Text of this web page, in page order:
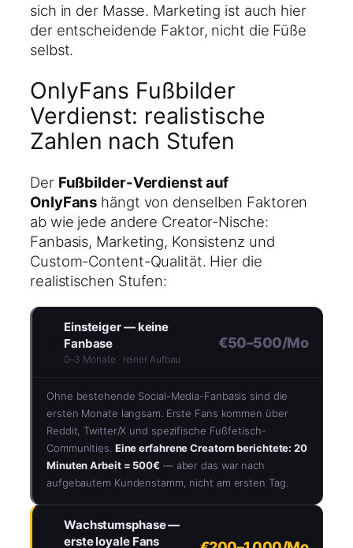
sich in der Masse. Marketing ist auch hier
der entscheidende Faktor, nicht die Füße
selbst.
OnlyFans Fußbilder
Verdienst: realistische
Zahlen nach Stufen
Der Fußbilder-Verdienst auf
OnlyFans hängt von denselben Faktoren
ab wie jede andere Creator-Nische:
Fanbasis, Marketing, Konsistenz und
Custom-Content-Qualität. Hier die
realistischen Stufen:
Einsteiger — keine
Fanbase
0–3 Monate · reiner Aufbau
€50–500/Mo
Ohne bestehende Social-Media-Fanbasis sind die
ersten Monate langsam. Erste Fans kommen über
Reddit, Twitter/X und spezifische Fußfetisch-
Communities. Eine erfahrene Creatorn berichtete: 20
Minuten Arbeit = 500€ — aber das war nach
aufgebautem Kundenstamm, nicht am ersten Tag.
Wachstumsphase —
erste loyale Fans